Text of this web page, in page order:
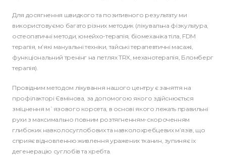
Для досягнення швидкого та позитивного результату ми
використовуємо багато різних методик (лікувальна фізкультура,
остеопатичні методи, юмейхо-терапія, біомеханіка тіла, FDM
терапія, м’які мануальні техніки, тайські терапевтичні масажі,
функціональний тренінг на петлях TRX, механотерапія, Бломберг
терапія).
Провідним методом лікування нашого центру є заняття на
профілакторі Євмінова, за допомогою якого здійснюється
зміцнення м`язового корсета, в основі якого лежать правильні
рухи з максимально повним розтягненням-скороченням
глибоких навколосуглобових та навколохребцевих м’язів, що
сприяє відновленню живлення уражених тканин, зупиняє їх
дегенерацію суглобів та хребта.